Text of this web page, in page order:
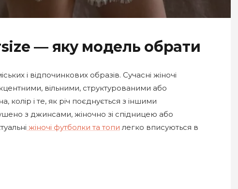
— яку модель обрати
і відпочинкових образів. Сучасні жіночі
вільними, структурованими або
і те, як річ поєднується з іншими
з джинсами, жіночно зі спідницею або
жіночі футболки та топи легко вписуються в